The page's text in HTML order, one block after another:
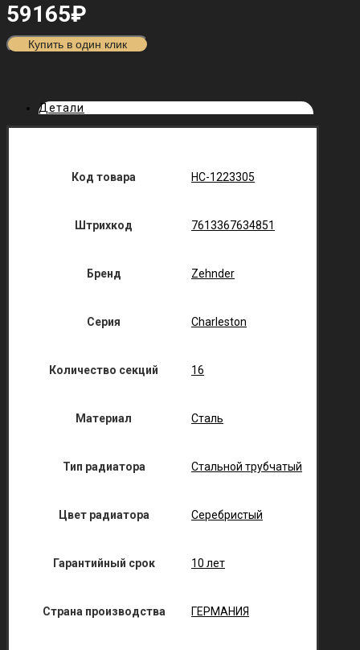
59165₽
Купить в один клик
Детали
Код товара НС-1223305
Штрихкод 7613367634851
Бренд Zehnder
Серия Charleston
Количество секций 16
Материал Сталь
Тип радиатора Стальной трубчатый
Цвет радиатора Серебристый
Гарантийный срок 10 лет
Страна производства ГЕРМАНИЯ